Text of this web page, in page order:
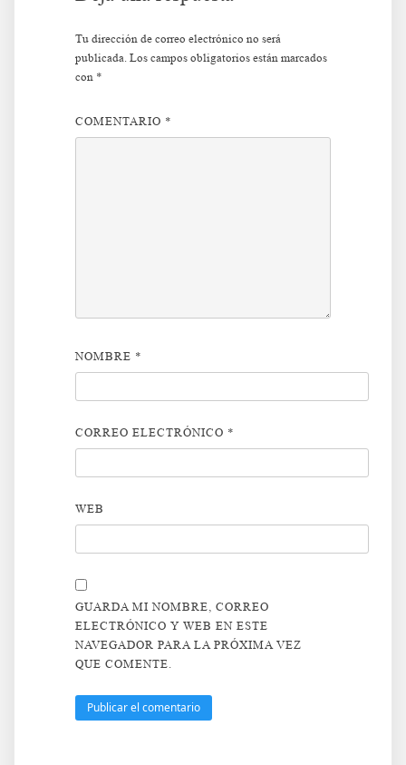
Tu dirección de correo electrónico no será
publicada. Los campos obligatorios están marcados
con *
COMENTARIO *
NOMBRE *
CORREO ELECTRÓNICO *
WEB
GUARDA MI NOMBRE, CORREO
ELECTRÓNICO Y WEB EN ESTE
NAVEGADOR PARA LA PRÓXIMA VEZ
QUE COMENTE.